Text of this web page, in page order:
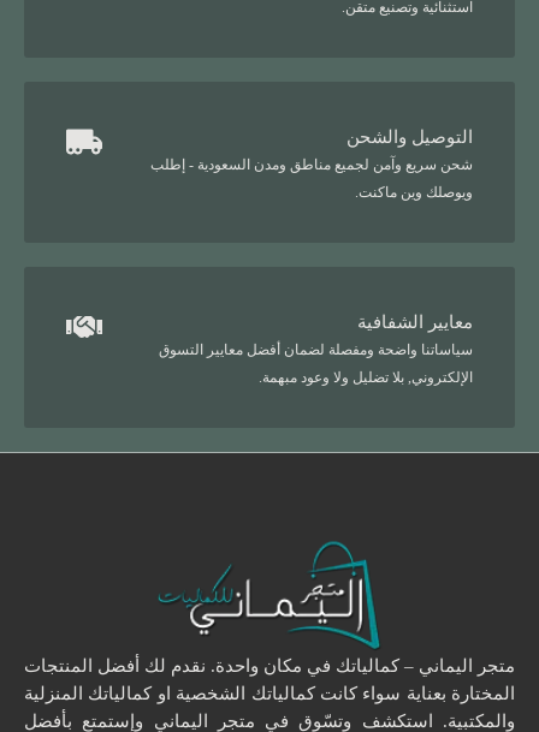
استثنائية وتصنيع متقن.
التوصيل والشحن
شحن سريع وآمن لجميع مناطق ومدن السعودية - إطلب
ويوصلك وين ماكنت.
معايير الشفافية
سياساتنا واضحة ومفصلة لضمان أفضل معايير التسوق
الإلكتروني, بلا تضليل ولا وعود مبهمة.
متجر اليماني – كمالياتك في مكان واحدة. نقدم لك أفضل المنتجات
المختارة بعناية سواء كانت كمالياتك الشخصية او كمالياتك المنزلية
والمكتبية. استكشف وتسّوق في متجر اليماني وإستمتع بأفضل